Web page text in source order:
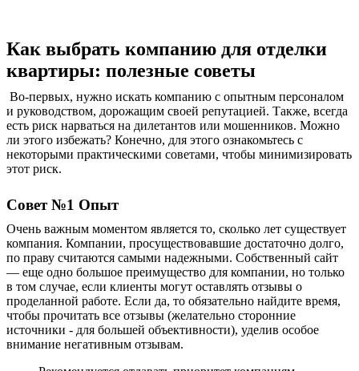
Как выбрать компанию для отделки
квартиры: полезные советы
Во-первых, нужно искать компанию с опытным персоналом
и руководством, дорожащим своей репутацией. Также, всегда
есть риск нарваться на дилетантов или мошенников. Можно
ли этого избежать? Конечно, для этого ознакомьтесь с
некоторыми практическими советами, чтобы минимизировать
этот риск.
Совет №1 Опыт
Очень важным моментом является то, сколько лет существует
компания. Компании, просуществовавшие достаточно долго,
по праву считаются самыми надежными. Собственный сайт
— еще одно большое преимущество для компании, но только
в том случае, если клиенты могут оставлять отзывы о
проделанной работе. Если да, то обязательно найдите время,
чтобы прочитать все отзывы (желательно сторонние
источники - для большей объективности), уделив особое
внимание негативным отзывам.